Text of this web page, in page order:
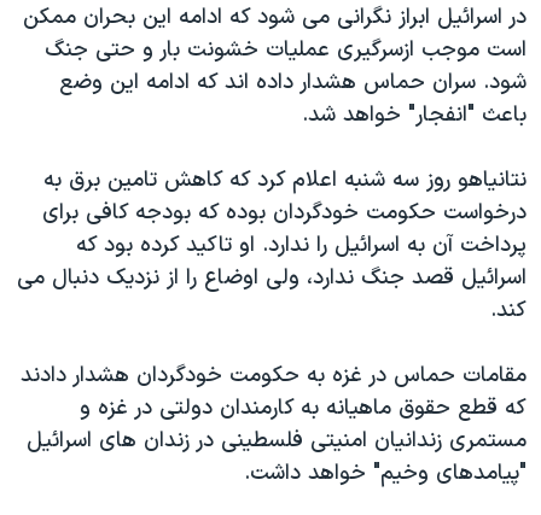
در اسرائیل ابراز نگرانی می شود که ادامه این بحران ممکن
است موجب ازسرگیری عملیات خشونت بار و حتی جنگ
شود. سران حماس هشدار داده اند که ادامه این وضع
باعث "انفجار" خواهد شد.
نتانیاهو روز سه شنبه اعلام کرد که کاهش تامین برق به
درخواست حکومت خودگردان بوده که بودجه کافی برای
پرداخت آن به اسرائیل را ندارد. او تاکید کرده بود که
اسرائیل قصد جنگ ندارد، ولی اوضاع را از نزدیک دنبال می
کند.
مقامات حماس در غزه به حکومت خودگردان هشدار دادند
که قطع حقوق ماهیانه به کارمندان دولتی در غزه و
مستمری زندانیان امنیتی فلسطینی در زندان های اسرائیل
"پیامدهای وخیم" خواهد داشت.